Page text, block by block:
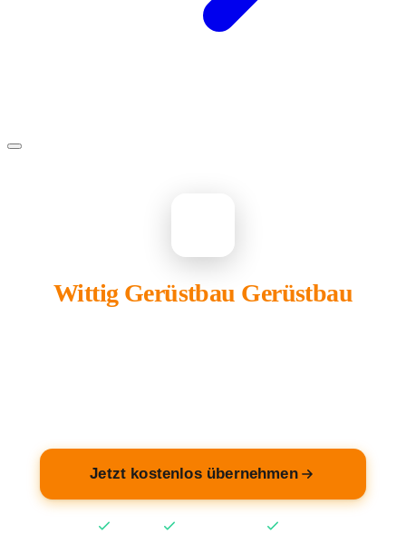
Wittig Gerüstbau Gerüstbau
Jetzt kostenlos übernehmen